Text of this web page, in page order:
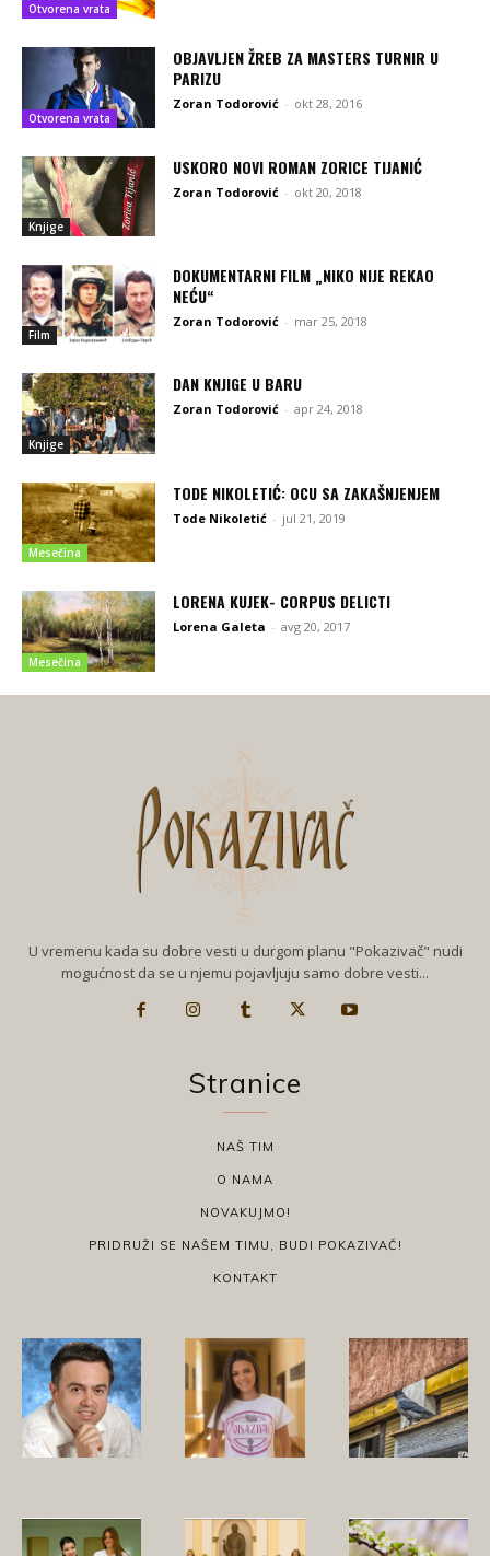
Otvorena vrata
Otvorena vrata
OBJAVLJEN ŽREB ZA MASTERS TURNIR U
PARIZU
Zoran Todorović - okt 28, 2016
Knjige
USKORO NOVI ROMAN ZORICE TIJANIĆ
Zoran Todorović - okt 20, 2018
Film
DOKUMENTARNI FILM „NIKO NIJE REKAO
NEĆU“
Zoran Todorović - mar 25, 2018
Knjige
DAN KNJIGE U BARU
Zoran Todorović - apr 24, 2018
Mesečina
TODE NIKOLETIĆ: OCU SA ZAKAŠNJENJEM
Tode Nikoletić - jul 21, 2019
Mesečina
LORENA KUJEK- CORPUS DELICTI
Lorena Galeta - avg 20, 2017
U vremenu kada su dobre vesti u durgom planu "Pokazivač" nudi
mogućnost da se u njemu pojavljuju samo dobre vesti...
Stranice
NAŠ TIM
O NAMA
NOVAKUJMO!
PRIDRUŽI SE NAŠEM TIMU, BUDI POKAZIVAČ!
KONTAKT